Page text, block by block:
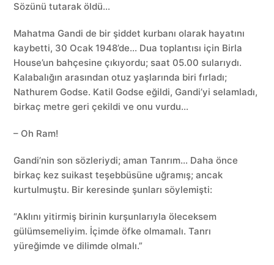
Sözünü tutarak öldü…
Mahatma Gandi de bir şiddet kurbanı olarak hayatını
kaybetti, 30 Ocak 1948’de… Dua toplantısı için Birla
House’un bahçesine çıkıyordu; saat 05.00 sularıydı.
Kalabalığın arasından otuz yaşlarında biri fırladı;
Nathurem Godse. Katil Godse eğildi, Gandi’yi selamladı,
birkaç metre geri çekildi ve onu vurdu…
– Oh Ram!
Gandi’nin son sözleriydi; aman Tanrım… Daha önce
birkaç kez suikast teşebbüsüne uğramış; ancak
kurtulmuştu. Bir keresinde şunları söylemişti:
“Aklını yitirmiş birinin kurşunlarıyla öleceksem
gülümsemeliyim. İçimde öfke olmamalı. Tanrı
yüreğimde ve dilimde olmalı.”